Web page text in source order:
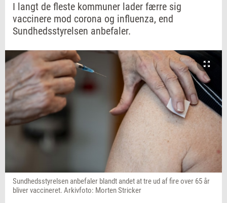
I langt de fleste kommuner lader færre sig
vaccinere mod corona og influenza, end
Sundhedsstyrelsen anbefaler.
Sundhedsstyrelsen anbefaler blandt andet at tre ud af fire over 65 år
bliver vaccineret. Arkivfoto: Morten Stricker